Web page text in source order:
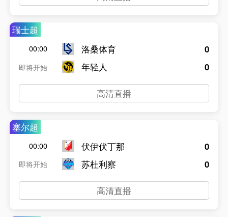
瑞士超
00:00
即将开始
洛桑体育
年轻人
0
0
高清直播
塞尔超
00:00
即将开始
伏伊伏丁那
苏杜利察
0
0
高清直播